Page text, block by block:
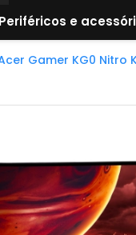
Periféricos e
Gamer KG0 Nitro